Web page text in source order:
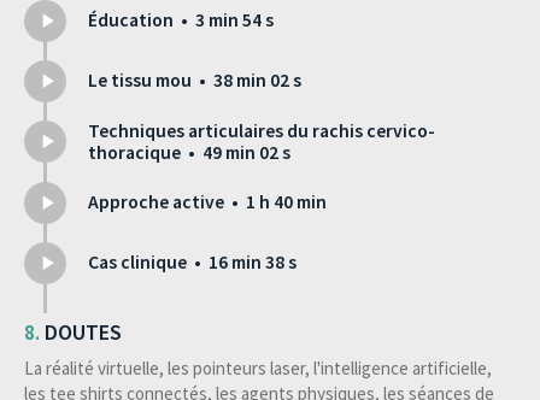
Éducation • 3 min 54 s
Le tissu mou • 38 min 02 s
Techniques articulaires du rachis cervico-
thoracique • 49 min 02 s
Approche active • 1 h 40 min
Cas clinique • 16 min 38 s
DOUTES
La réalité virtuelle, les pointeurs laser, l'intelligence artificielle,
les tee shirts connectés, les agents physiques, les séances de